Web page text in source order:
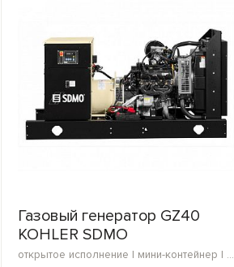
Газовый генератор GZ40
KOHLER SDMO
открытое исполнение | мини-контейнер | в кожухе | блок-контейнер | морской контейнер